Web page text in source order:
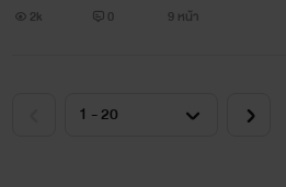
2k 0 9 หน้า